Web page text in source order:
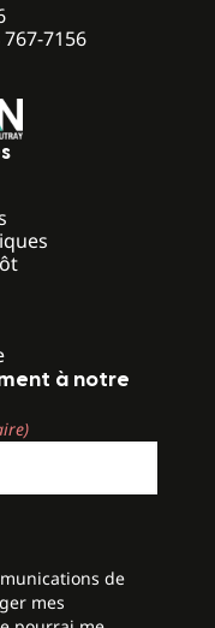
767-7156
à notre
de
mes